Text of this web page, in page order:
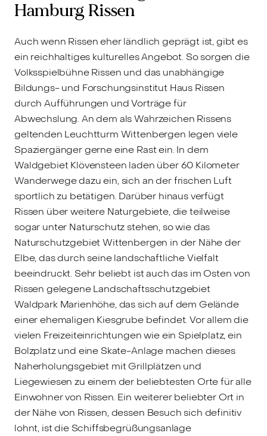
Hamburg Rissen
Auch wenn Rissen eher ländlich geprägt ist, gibt es
ein reichhaltiges kulturelles Angebot. So sorgen die
Volksspielbühne Rissen und das unabhängige
Bildungs- und Forschungsinstitut Haus Rissen
durch Aufführungen und Vorträge für
Abwechslung. An dem als Wahrzeichen Rissens
geltenden Leuchtturm Wittenbergen legen viele
Spaziergänger gerne eine Rast ein. In dem
Waldgebiet Klövensteen laden über 60 Kilometer
Wanderwege dazu ein, sich an der frischen Luft
sportlich zu betätigen. Darüber hinaus verfügt
Rissen über weitere Naturgebiete, die teilweise
sogar unter Naturschutz stehen, so wie das
Naturschutzgebiet Wittenbergen in der Nähe der
Elbe, das durch seine landschaftliche Vielfalt
beeindruckt. Sehr beliebt ist auch das im Osten von
Rissen gelegene Landschaftsschutzgebiet
Waldpark Marienhöhe, das sich auf dem Gelände
einer ehemaligen Kiesgrube befindet. Vor allem die
vielen Freizeiteinrichtungen wie ein Spielplatz, ein
Bolzplatz und eine Skate-Anlage machen dieses
Naherholungsgebiet mit Grillplätzen und
Liegewiesen zu einem der beliebtesten Orte für alle
Einwohner von Rissen. Ein weiterer beliebter Ort in
der Nähe von Rissen, dessen Besuch sich definitiv
lohnt, ist die Schiffsbegrüßungsanlage